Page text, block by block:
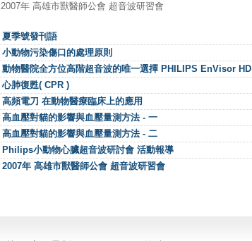
2007年 高雄市獸醫師公會 超音波研習會
夏季號發刊語
小動物污染傷口的處理原則
動物醫院全方位高階超音波的唯一選擇 PHILIPS EnVisor HD
心肺復甦( CPR )
高頻電刀 在動物醫療臨床上的應用
高血壓對貓的影響與血壓量測方法 - 一
高血壓對貓的影響與血壓量測方法 - 二
Philips小動物心臟超音波研討會 活動報導
2007年 高雄市獸醫師公會 超音波研習會